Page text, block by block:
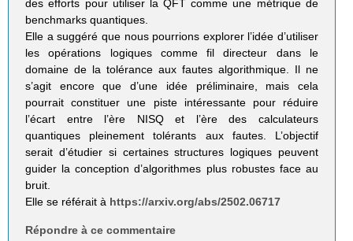
des efforts pour utiliser la QFT comme une métrique de
benchmarks quantiques.
Elle a suggéré que nous pourrions explorer l’idée d’utiliser
les opérations logiques comme fil directeur dans le
domaine de la tolérance aux fautes algorithmique. Il ne
s’agit encore que d’une idée préliminaire, mais cela
pourrait constituer une piste intéressante pour réduire
l’écart entre l’ère NISQ et l’ère des calculateurs
quantiques pleinement tolérants aux fautes. L’objectif
serait d’étudier si certaines structures logiques peuvent
guider la conception d’algorithmes plus robustes face au
bruit.
Elle se référait à https://arxiv.org/abs/2502.06717
Répondre à ce commentaire